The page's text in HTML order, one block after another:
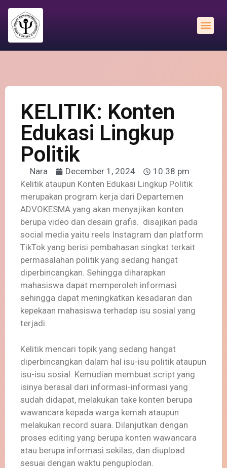
KELITIK: Konten
Edukasi Lingkup
Politik
Nara December 1, 2024
10:38 pm
Kelitik ataupun Konten Edukasi Lingkup Politik
merupakan program kerja dari Departemen
ADVOKESMA yang akan menyajikan konten
berupa video dan desain grafis. disajikan pada
social media yaitu reels Instagram dan platform
TikTok yang berisi pembahasan singkat terkait
permasalahan politik yang sedang hangat
diperbincangkan. Sehingga diharapkan
mahasiswa dapat memperoleh informasi
sehingga dapat meningkatkan kesadaran dan
kepekaan mahasiswa terhadap isu sosial yang
terjadi.
Kelitik mencari topik yang sedang hangat
diperbincangkan dalam hal isu-isu politik ataupun
isu-isu sosial. Kemudian membuat script yang
isinya berasal dari informasi-informasi yang
sudah didapat, melakukan take konten berupa
wawancara kepada warga kemah ataupun
melakukan record suara. Dilanjutkan dengan
proses editing yang berupa konten wawancara
atau berupa informasi sekilas, dan diupload
sesuai dengan waktu penguplodan.